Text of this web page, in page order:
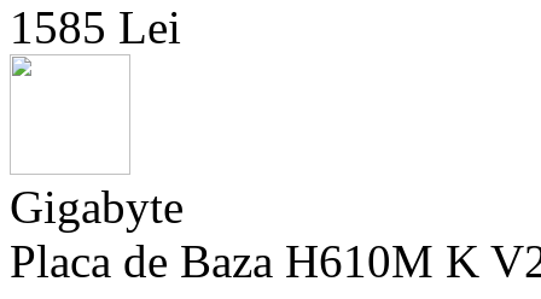
1585 Lei
Gigabyte
Placa de Baza H610M K